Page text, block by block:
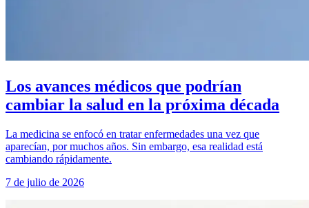
Los avances médicos que podrían
cambiar la salud en la próxima década
La medicina se enfocó en tratar enfermedades una vez que
aparecían, por muchos años. Sin embargo, esa realidad está
cambiando rápidamente.
7 de julio de 2026